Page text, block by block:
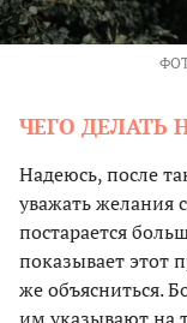
ЧЕГО ДЕЛАТЬ
Надеюсь, после
уважать желания
постарается
показывает этот
же объясниться.